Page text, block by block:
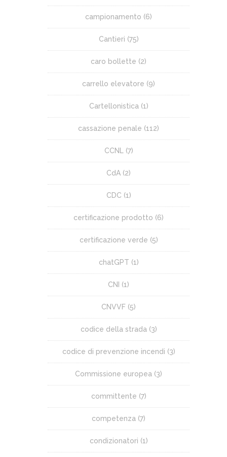
campionamento (6)
Cantieri (75)
caro bollette (2)
carrello elevatore (9)
Cartellonistica (1)
cassazione penale (112)
CCNL (7)
CdA (2)
CDC (1)
certificazione prodotto (6)
certificazione verde (5)
chatGPT (1)
CNI (1)
CNVVF (5)
codice della strada (3)
codice di prevenzione incendi (3)
Commissione europea (3)
committente (7)
competenza (7)
condizionatori (1)